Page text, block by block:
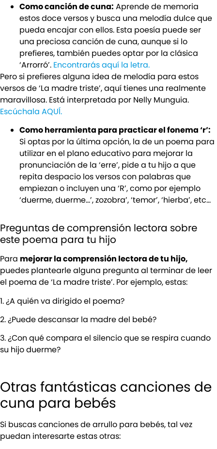
Como canción de cuna: Aprende de memoria
estos doce versos y busca una melodía dulce que
pueda encajar con ellos. Esta poesía puede ser
una preciosa canción de cuna, aunque si lo
prefieres, también puedes optar por la clásica
‘Arrorró’. Encontrarás aquí la letra.
Pero si prefieres alguna idea de melodía para estos
versos de ‘La madre triste’, aquí tienes una realmente
maravillosa. Está interpretada por Nelly Munguia.
Escúchala AQUÍ.
Como herramienta para practicar el fonema ‘r’:
Si optas por la última opción, la de un poema para
utilizar en el plano educativo para mejorar la
pronunciación de la ‘erre’, pide a tu hijo a que
repita despacio los versos con palabras que
empiezan o incluyen una ‘R’, como por ejemplo
‘duerme, duerme…’, zozobra’, ‘temor’, ‘hierba’, etc…
Preguntas de comprensión lectora sobre
este poema para tu hijo
Para mejorar la comprensión lectora de tu hijo,
puedes plantearle alguna pregunta al terminar de leer
el poema de ‘La madre triste’. Por ejemplo, estas:
1. ¿A quién va dirigido el poema?
2. ¿Puede descansar la madre del bebé?
3. ¿Con qué compara el silencio que se respira cuando
su hijo duerme?
Otras fantásticas canciones de
cuna para bebés
Si buscas canciones de arrullo para bebés, tal vez
puedan interesarte estas otras: